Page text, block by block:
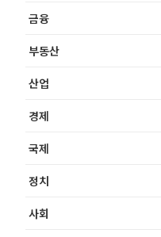
금융
부동산
산업
경제
국제
정치
사회